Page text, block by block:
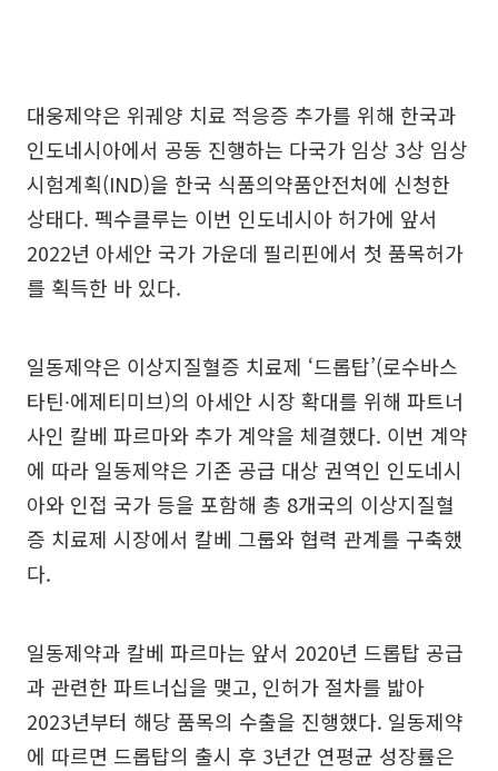
대웅제약은 위궤양 치료 적응증 추가를 위해 한국과
인도네시아에서 공동 진행하는 다국가 임상 3상 임상
시험계획(IND)을 한국 식품의약품안전처에 신청한
상태다. 펙수클루는 이번 인도네시아 허가에 앞서
2022년 아세안 국가 가운데 필리핀에서 첫 품목허가
를 획득한 바 있다.
일동제약은 이상지질혈증 치료제 ‘드롭탑’(로수바스
타틴∙에제티미브)의 아세안 시장 확대를 위해 파트너
사인 칼베 파르마와 추가 계약을 체결했다. 이번 계약
에 따라 일동제약은 기존 공급 대상 권역인 인도네시
아와 인접 국가 등을 포함해 총 8개국의 이상지질혈
증 치료제 시장에서 칼베 그룹와 협력 관계를 구축했
다.
일동제약과 칼베 파르마는 앞서 2020년 드롭탑 공급
과 관련한 파트너십을 맺고, 인허가 절차를 밟아
2023년부터 해당 품목의 수출을 진행했다. 일동제약
에 따르면 드롭탑의 출시 후 3년간 연평균 성장률은